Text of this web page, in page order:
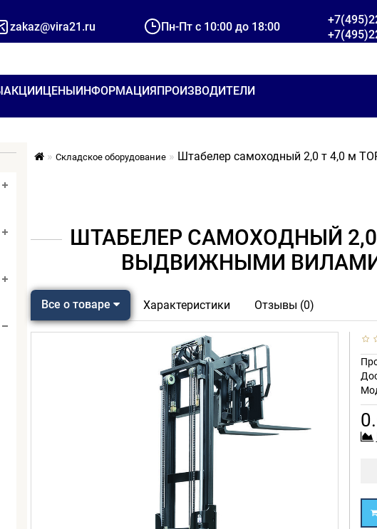
zakaz@vira21.ru Пн-Пт с 10:00 до 18:00
АКЦИИЦЕНЫИНФОРМАЦИЯПРОИЗВОДИТЕЛИ
Складское оборудование Штабелер самоходный 2,0 т 4,0 м
ШТАБЕЛЕР САМОХОДНЫЙ 2,0
ВЫДВИЖНЫМИ
Все о товаре Характеристики Отзывы (0)